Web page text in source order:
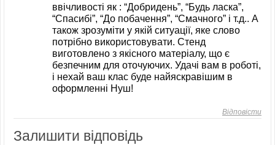
ввічливості як : “Добридень”, “Будь ласка”,
“Спасибі”, “До побачення”, “Смачного” і т.д.. А
також зрозуміти у якій ситуації, яке слово
потрібно використовувати. Стенд
виготовлено з якісного матеріалу, що є
безпечним для оточуючих. Удачі вам в роботі,
і нехай ваш клас буде найяскравішим в
оформленні Нуш!
Відповісти
Залишити відповідь